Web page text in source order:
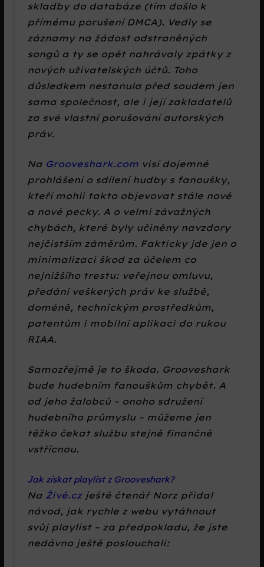
skladby do databáze (tím došlo k
přímému porušení DMCA). Vedly se
záznamy na žádost odstraněných
songů a ty se opět nahrávaly zpátky z
nových uživatelských účtů. Toho
důsledkem nestanula před soudem jen
sama společnost, ale i její zakladatelů
za své vlastní porušování autorských
práv.
Na Grooveshark.com visí dojemné
prohlášení o sdílení hudby s fanoušky,
kteří mohli takto objevovat stále nové
a nové pecky. A o velmi závažných
chybách, které byly učiněny navzdory
nejčistším záměrům. Fakticky jde jen o
minimalizaci škod za účelem co
nejnižšího trestu: veřejnou omluvu,
předání veškerých práv ke službě,
doméně, technickým prostředkům,
patentům i mobilní aplikaci do rukou
RIAA.
Samozřejmě je to škoda. Grooveshark
bude hudebním fanouškům chybět. A
od jeho žalobců – onoho sdružení
hudebního průmyslu – můžeme jen
těžko čekat službu stejně finančně
vstřícnou.
Jak získat playlist z Grooveshark?
Na Živě.czještě čtenář Norz přidal
návod, jak rychle z webu vytáhnout
svůj playlist – za předpokladu, že jste
nedávno ještě poslouchali: